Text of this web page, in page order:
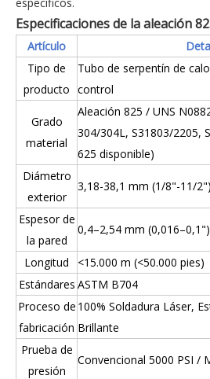
Especificaciones de la aleación
Artículo
Tipo de
producto
Tubo de serpentín de
control
Grado
material
Aleación 825 / UNS
304/304L, S31803/2205,
625 disponible)
Diámetro
exterior
3,18-38,1 mm (1/8"-11/2")
Espesor de
la pared
0,4–2,54 mm (0,016–0,1")
Longitud
<15.000 m (<50.000 pies)
Estándares ASTM B704
Proceso de
fabricación
100% Soldadura Láser,
Brillante
Prueba de
presión
Convencional 5000 PSI /